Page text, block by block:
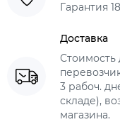
Гарантия
Доставка
Стоимость
3 рабоч.
складе),
магазина.